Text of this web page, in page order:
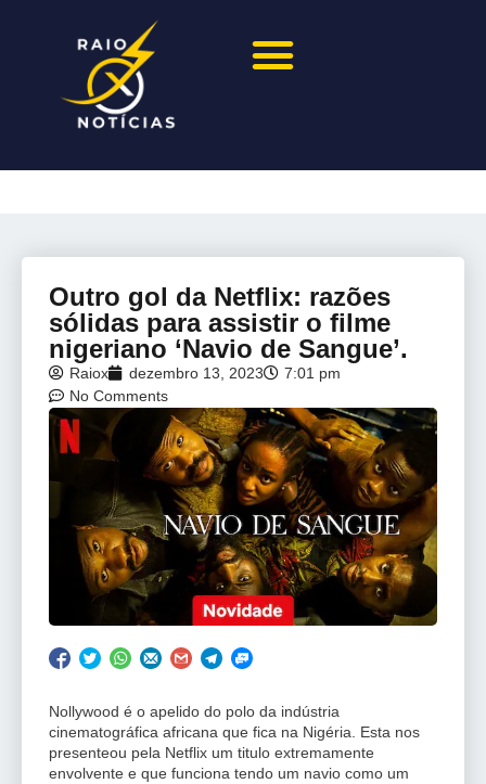
Outro gol da Netflix: razões
sólidas para assistir o filme
nigeriano ‘Navio de Sangue’.
Raiox dezembro 13, 2023
7:01 pm
No Comments
Nollywood é o apelido do polo da indústria
cinematográfica africana que fica na Nigéria. Esta nos
presenteou pela Netflix um titulo extremamente
envolvente e que funciona tendo um navio como um